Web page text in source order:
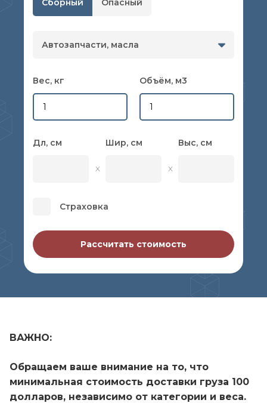
Сборный Опасный
Автозапчасти, масла
Вес, кг Объём, м3
Дл, см Шир, см Выс, см
Страховка
Рассчитать стоимость
ВАЖНО:
Обращаем ваше внимание на то, что
минимальная стоимость доставки груза 100
долларов, независимо от категории и веса.